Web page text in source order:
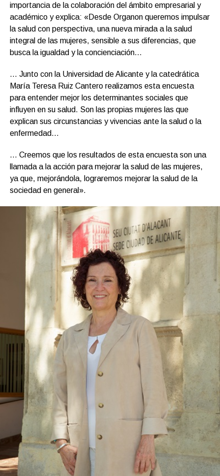
importancia de la colaboración del ámbito empresarial y
académico y explica: «Desde Organon queremos impulsar
la salud con perspectiva, una nueva mirada a la salud
integral de las mujeres, sensible a sus diferencias, que
busca la igualdad y la concienciación…
… Junto con la Universidad de Alicante y la catedrática
María Teresa Ruiz Cantero realizamos esta encuesta
para entender mejor los determinantes sociales que
influyen en su salud. Son las propias mujeres las que
explican sus circunstancias y vivencias ante la salud o la
enfermedad…
… Creemos que los resultados de esta encuesta son una
llamada a la acción para mejorar la salud de las mujeres,
ya que, mejorándola, lograremos mejorar la salud de la
sociedad en general».